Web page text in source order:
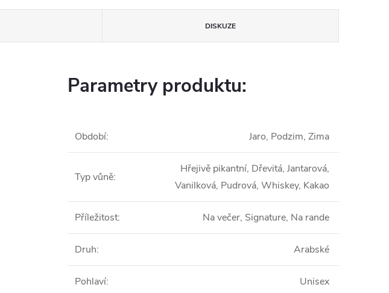
DISKUZE
Parametry produktu:
Období: Jaro, Podzim, Zima
Typ vůně:
Hřejivě pikantní, Dřevitá, Jantarová,
Vanilková, Pudrová, Whiskey, Kakao
Příležitost: Na večer, Signature, Na rande
Druh: Arabské
Pohlaví: Unisex